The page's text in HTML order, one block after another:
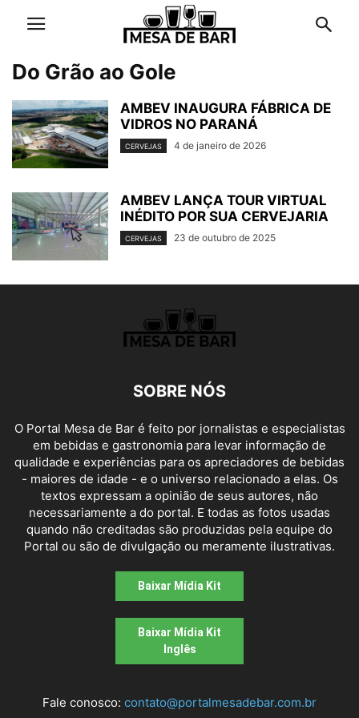
Do Grão ao Gole
AMBEV INAUGURA FÁBRICA DE
VIDROS NO PARANÁ
CERVEJAS 4 de janeiro de 2026
AMBEV LANÇA TOUR VIRTUAL
INÉDITO POR SUA CERVEJARIA
CERVEJAS 23 de outubro de 2025
SOBRE NÓS
O Portal Mesa de Bar é feito por jornalistas e especialistas
em bebidas e gastronomia para levar informação de
qualidade e experiências para os apreciadores de bebidas
- maiores de idade - e o universo relacionado a elas. Os
textos expressam a opinião de seus autores, não
necessariamente a do portal. E todas as fotos usadas
quando não creditadas são produzidas pela equipe do
Portal ou são de divulgação ou meramente ilustrativas.
Baixar Mídia Kit
Baixar Mídia Kit
Inglês
Fale conosco: contato@portalmesadebar.com.br